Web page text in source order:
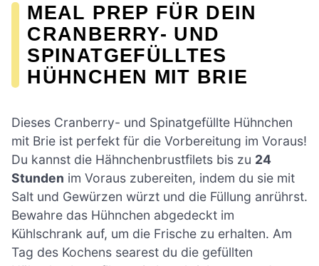
MEAL PREP FÜR DEIN
CRANBERRY- UND
SPINATGEFÜLLTES
HÜHNCHEN MIT BRIE
Dieses Cranberry- und Spinatgefüllte Hühnchen
mit Brie ist perfekt für die Vorbereitung im Voraus!
Du kannst die Hähnchenbrustfilets bis zu 24
Stunden im Voraus zubereiten, indem du sie mit
Salt und Gewürzen würzt und die Füllung anrührst.
Bewahre das Hühnchen abgedeckt im
Kühlschrank auf, um die Frische zu erhalten. Am
Tag des Kochens searest du die gefüllten